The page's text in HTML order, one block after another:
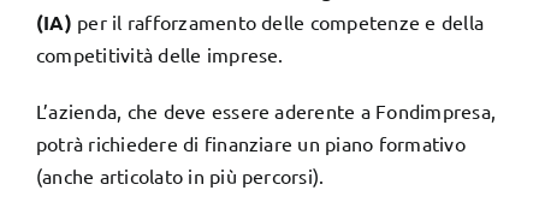
(IA) per il rafforzamento delle competenze e della
competitività delle imprese.
L’azienda, che deve essere aderente a Fondimpresa,
potrà richiedere di finanziare un piano formativo
(anche articolato in più percorsi).